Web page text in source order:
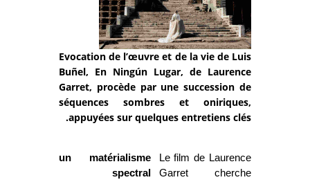
Evocation de l’œuvre et de la vie de Luis
Buñel, En Ningún Lugar, de Laurence
Garret, procède par une succession de
séquences sombres et oniriques,
appuyées sur quelques entretiens clés.
Le film de Laurence
Garret cherche
un matérialisme
spectral